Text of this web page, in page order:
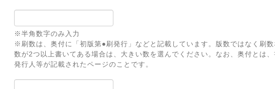
※半角数字のみ入力
※刷数は、奥付に「初版第●刷発行」などと記載しています。版数ではなく刷
数が2つ以上書いてある場合は、大きい数を選んでください。なお、奥付とは
発行人等が記載されたページのことです。